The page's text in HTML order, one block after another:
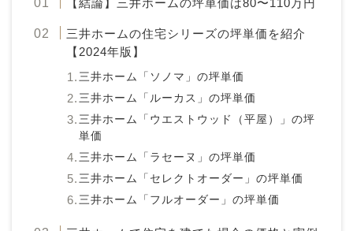
【結論】三井ホームの坪単価は80〜110万円
三井ホームの住宅シリーズの坪単価を紹介
【2024年版】
三井ホーム「ソノマ」の坪単価
三井ホーム「ルーカス」の坪単価
三井ホーム「ウエストウッド（平屋）」の坪
単価
三井ホーム「ラセーヌ」の坪単価
三井ホーム「セレクトオーダー」の坪単価
三井ホーム「フルオーダー」の坪単価